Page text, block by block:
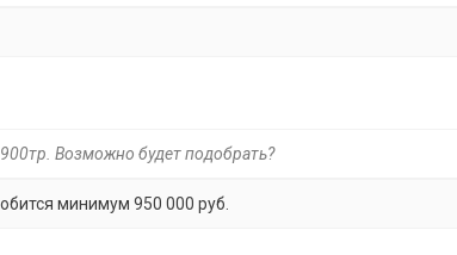
Возможно будет подобрать?
минимум 950 000 руб.